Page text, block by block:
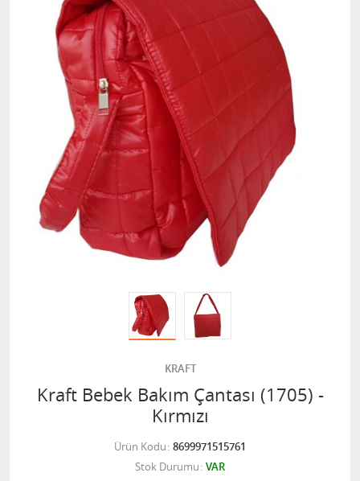
KRAFT
Kraft Bebek Bakım Çantası (1705) -
Kırmızı
Ürün Kodu 8699971515761
Stok Durumu VAR